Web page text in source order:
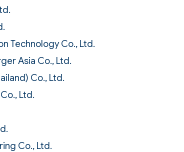
Technology Co., Ltd.
Asia Co., Ltd.
Co., Ltd.
Ltd.
Co., Ltd.